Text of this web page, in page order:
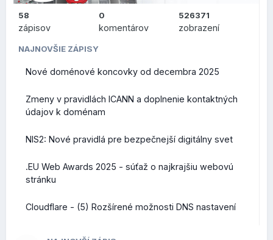
58
zápisov
0
komentárov
526371
zobrazení
NAJNOVŠIE ZÁPISY
Nové doménové koncovky od decembra 2025
Zmeny v pravidlách ICANN a doplnenie kontaktných
údajov k doménam
NIS2: Nové pravidlá pre bezpečnejší digitálny svet
.EU Web Awards 2025 - súťaž o najkrajšiu webovú
stránku
Cloudflare - (5) Rozšírené možnosti DNS nastavení